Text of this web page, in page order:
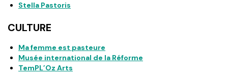
Stella Pastoris
CULTURE
Ma femme est pasteure
Musée international de la Réforme
TemPL’Oz Arts